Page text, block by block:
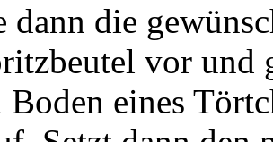
dann die
vor und
Boden eines